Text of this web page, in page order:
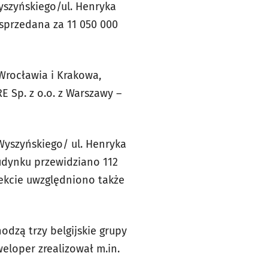
ul. Henryka
za 11 050 000
i Krakowa,
Sp. z o.o. z Warszawy –
ul. Henryka
przewidziano 112
uwzględniono także
trzy belgijskie grupy
zrealizował m.in.